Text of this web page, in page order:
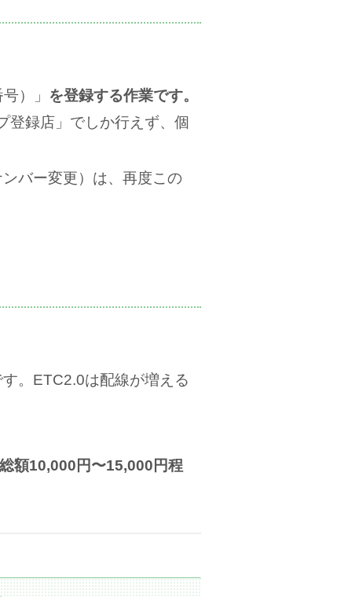
）」
を登録する作業です。
登録店」でしか行えず、個
バー変更）は、再度この
。ETC2.0は配線が増える
総額10,000円〜15,000円程